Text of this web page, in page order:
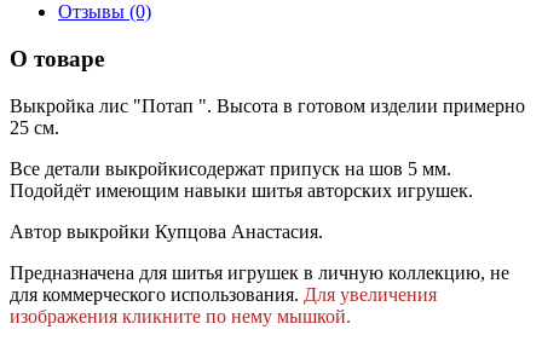
Отзывы (0)
О товаре
Выкройка лис "Потап ". Высота в готовом изделии примерно
25 см.
Все детали выкройкисодержат припуск на шов 5 мм.
Подойдёт имеющим навыки шитья авторских игрушек.
Автор выкройки Купцова Анастасия.
Предназначена для шитья игрушек в личную коллекцию, не
для коммерческого использования. Для увеличения
изображения кликните по нему мышкой.